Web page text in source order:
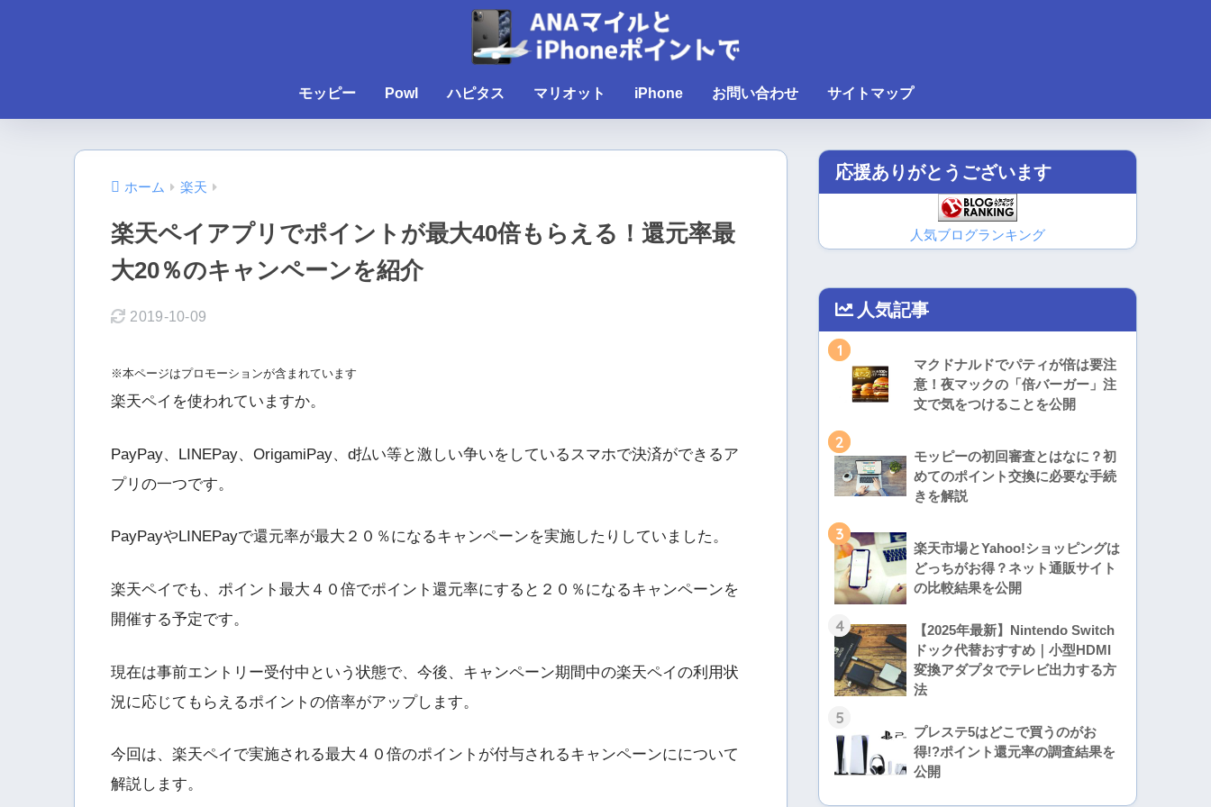
モッピー Powl ハピタス マリオット iPhone お問い合わせ サイトマップ
ホーム 楽天
楽天ペイアプリでポイントが最大40倍もらえる！還元率最
大20％のキャンペーンを紹介
2019-10-09
※本ページはプロモーションが含まれています
楽天ペイを使われていますか。
PayPay、LINEPay、OrigamiPay、d払い等と激しい争いをしているスマホで決済ができるア
プリの一つです。
PayPayやLINEPayで還元率が最大２０％になるキャンペーンを実施したりしていました。
楽天ペイでも、ポイント最大４０倍でポイント還元率にすると２０％になるキャンペーンを
開催する予定です。
現在は事前エントリー受付中という状態で、今後、キャンペーン期間中の楽天ペイの利用状
況に応じてもらえるポイントの倍率がアップします。
今回は、楽天ペイで実施される最大４０倍のポイントが付与されるキャンペーンにについて
解説します。
応援ありがとうございます
人気ブログランキング
人気記事
1
マクドナルドでパティが倍は要注
意！夜マックの「倍バーガー」注
文で気をつけることを公開
2
モッピーの初回審査とはなに？初
めてのポイント交換に必要な手続
きを解説
3
楽天市場とYahoo!ショッピングは
どっちがお得？ネット通販サイト
の比較結果を公開
4
【2025年最新】Nintendo Switch
ドック代替おすすめ｜小型HDMI
変換アダプタでテレビ出力する方
法
5
プレステ5はどこで買うのがお
得!?ポイント還元率の調査結果を
公開